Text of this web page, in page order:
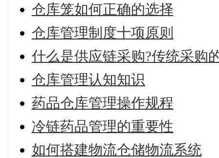
仓库笼如何正确的选择
仓库管理制度十项原则
什么是供应链采购?传统采购
仓库管理认知知识
药品仓库管理操作规程
冷链药品管理的重要性
如何搭建物流仓储物流系统